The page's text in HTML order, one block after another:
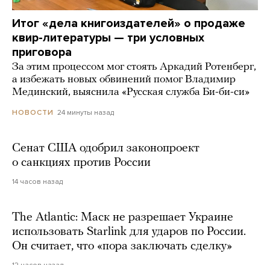
Итог «дела книгоиздателей» о продаже
квир-литературы — три условных
приговора
За этим процессом мог стоять Аркадий Ротенберг,
а избежать новых обвинений помог Владимир
Мединский, выяснила «Русская служба Би-би-си»
НОВОСТИ 24 минуты назад
Сенат США одобрил законопроект
о санкциях против России
14 часов назад
The Atlantic: Маск не разрешает Украине
использовать Starlink для ударов по России.
Он считает, что «пора заключать сделку»